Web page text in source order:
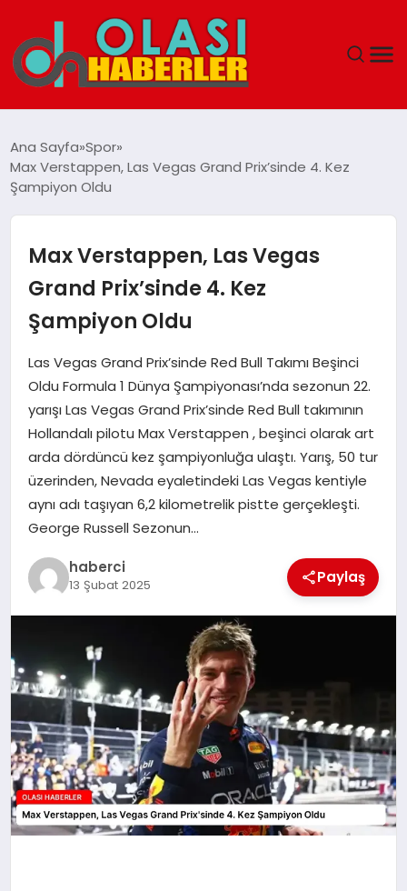
SPOR
TEKNOLOJI
YAŞAM
Ana Sayfa Spor
Max Verstappen, Las Vegas Grand Prix’sinde 4. Kez
Şampiyon Oldu
Max Verstappen, Las Vegas
Grand Prix’sinde 4. Kez
Şampiyon Oldu
Las Vegas Grand Prix’sinde Red Bull Takımı Beşinci
Oldu Formula 1 Dünya Şampiyonası’nda sezonun 22.
yarışı Las Vegas Grand Prix’sinde Red Bull takımının
Hollandalı pilotu Max Verstappen , beşinci olarak art
arda dördüncü kez şampiyonluğa ulaştı. Yarış, 50 tur
üzerinden, Nevada eyaletindeki Las Vegas kentiyle
aynı adı taşıyan 6,2 kilometrelik pistte gerçekleşti.
George Russell Sezonun…
haberci
13 Şubat 2025 Paylaş